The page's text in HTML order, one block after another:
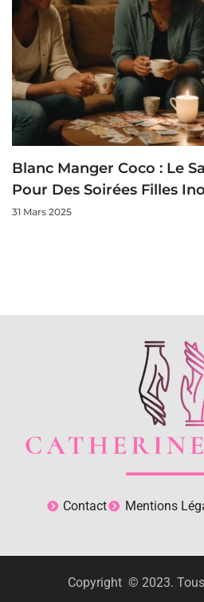
Blanc Manger Coco : Le
Pour Des Soirées Filles
31 Mars 2025
Contact Mentions
Copyright © 2023.